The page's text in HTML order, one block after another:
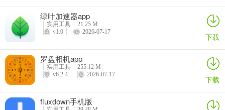
绿叶加速器app
实用工具
21.25 M
v1.0
2026-07-17 下载
罗盘相机app
实用工具
255.12 M
v6.2.4
2026-07-17 下载
fluxdown手机版